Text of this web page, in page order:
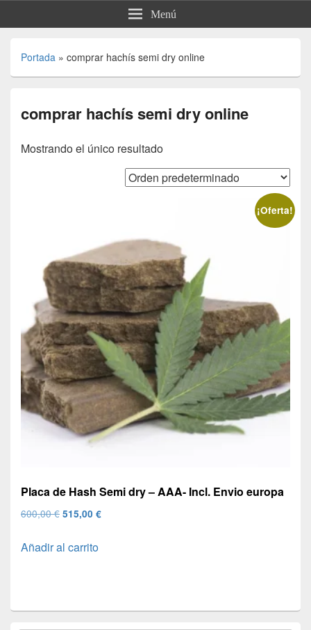
Menú
Portada » comprar hachís semi dry online
comprar hachís semi dry online
Mostrando el único resultado
¡Oferta!
Placa de Hash Semi dry – AAA- Incl. Envio europa
600,00€ El
original
515,00 €El
Añadir al carrito